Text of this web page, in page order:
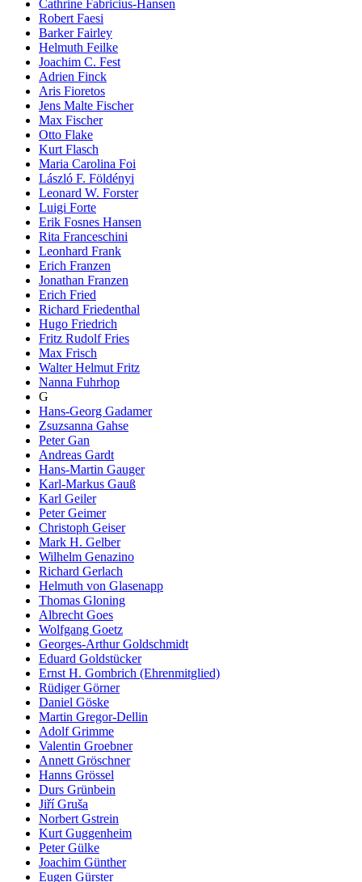
Cathrine Fabricius-Hansen
Robert Faesi
Barker Fairley
Helmuth Feilke
Joachim C. Fest
Adrien Finck
Aris Fioretos
Jens Malte Fischer
Max Fischer
Otto Flake
Kurt Flasch
Maria Carolina Foi
László F. Földényi
Leonard W. Forster
Luigi Forte
Erik Fosnes Hansen
Rita Franceschini
Leonhard Frank
Erich Franzen
Jonathan Franzen
Erich Fried
Richard Friedenthal
Hugo Friedrich
Fritz Rudolf Fries
Max Frisch
Walter Helmut Fritz
Nanna Fuhrhop
G
Hans-Georg Gadamer
Zsuzsanna Gahse
Peter Gan
Andreas Gardt
Hans-Martin Gauger
Karl-Markus Gauß
Karl Geiler
Peter Geimer
Christoph Geiser
Mark H. Gelber
Wilhelm Genazino
Richard Gerlach
Helmuth von Glasenapp
Thomas Gloning
Albrecht Goes
Wolfgang Goetz
Georges-Arthur Goldschmidt
Eduard Goldstücker
Ernst H. Gombrich (Ehrenmitglied)
Rüdiger Görner
Daniel Göske
Martin Gregor-Dellin
Adolf Grimme
Valentin Groebner
Annett Gröschner
Hanns Grössel
Durs Grünbein
Jiří Gruša
Norbert Gstrein
Kurt Guggenheim
Peter Gülke
Joachim Günther
Eugen Gürster